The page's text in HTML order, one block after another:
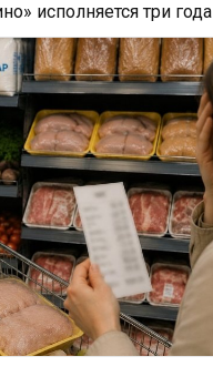
исполняется три года